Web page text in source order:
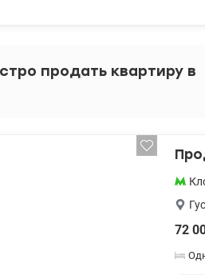
продать квартиру в
72